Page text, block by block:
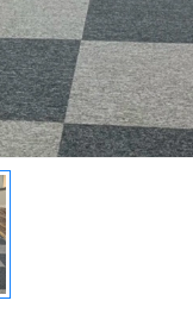
trời BP-456
đ